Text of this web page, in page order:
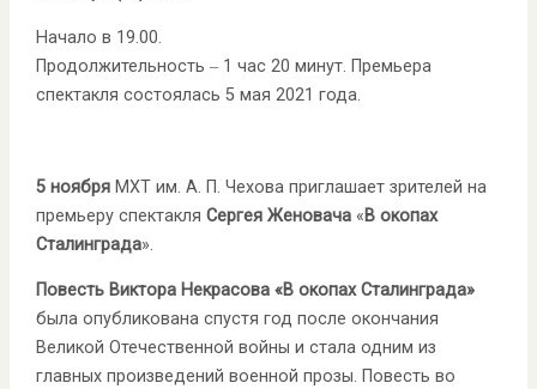
Начало в 19.00.
Продолжительность ‒ 1 час 20 минут. Премьера
спектакля состоялась 5 мая 2021 года.
5 ноября МХТ им. А. П. Чехова приглашает зрителей на
премьеру спектакля Сергея Женовача«В окопах
Сталинграда».
Повесть Виктора Некрасова «В окопах Сталинграда»
была опубликована спустя год после окончания
Великой Отечественной войны и стала одним из
главных произведений военной прозы. Повесть во